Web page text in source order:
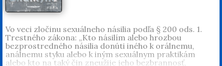
Vo veci zločinu sexuálneho násilia podľa § 200 ods. 1.
Trestného zákona: „Kto násilím alebo hrozbou
bezprostredného násilia donúti iného k orálnemu,
análnemu styku alebo k iným sexuálnym praktikám
alebo kto na taký čin zneužije jeho bezbrannosť,